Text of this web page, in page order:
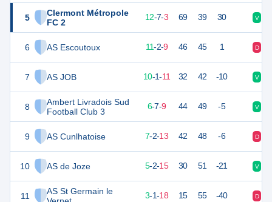
5
Clermont Métropole
FC 2
6 AS Escoutoux
7 AS JOB
8
Ambert Livradois Sud
Football Club 3
9 AS Cunlhatoise
10 AS de Joze
11
AS St Germain le
40 22 12-7-3 69 39 30 V
11-2-9 46 45 1 D
10-1-11 32 42 -10 V
25 22 6-7-9 44 49 -5 V
7-2-13 42 48 -6 D
5-2-15 30 51 -21 V
10 3-1-18 15 55 -40 D